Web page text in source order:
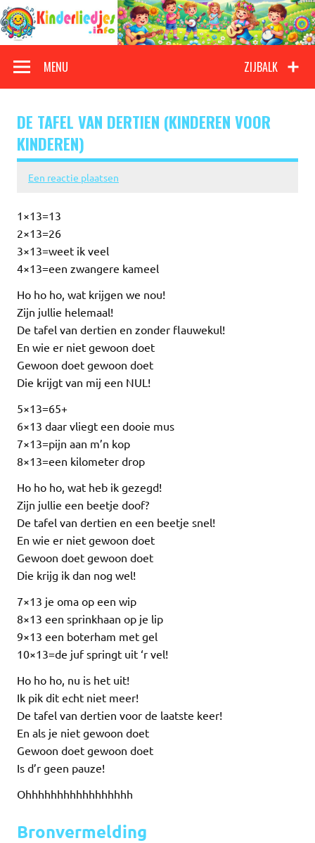
Doorgaan
naar
inhoud
Kinderliedjes
ZIJBALK
MENU
DE TAFEL VAN DERTIEN (KINDEREN VOOR
KINDEREN)
Een reactie plaatsen
1×13=13
2×13=26
3×13=weet ik veel
4×13=een zwangere kameel
Ho ho ho, wat krijgen we nou!
Zijn jullie helemaal!
De tafel van dertien en zonder flauwekul!
En wie er niet gewoon doet
Gewoon doet gewoon doet
Die krijgt van mij een NUL!
5×13=65+
6×13 daar vliegt een dooie mus
7×13=pijn aan m’n kop
8×13=een kilometer drop
Ho ho ho, wat heb ik gezegd!
Zijn jullie een beetje doof?
De tafel van dertien en een beetje snel!
En wie er niet gewoon doet
Gewoon doet gewoon doet
Die krijg ik dan nog wel!
7×13 je oma op een wip
8×13 een sprinkhaan op je lip
9×13 een boterham met gel
10×13=de juf springt uit ‘r vel!
Ho ho ho, nu is het uit!
Ik pik dit echt niet meer!
De tafel van dertien voor de laatste keer!
En als je niet gewoon doet
Gewoon doet gewoon doet
Is d’r geen pauze!
Ohhhhhhhhhhhhhhhhh
Bronvermelding